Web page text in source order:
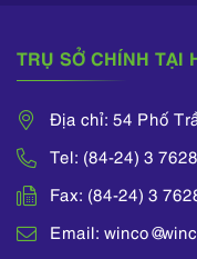
TRỤ SỞ CHÍNH TẠI
Địa chỉ: 54 Phố
Tel: (84-24) 3
Fax: (84-24) 3
Email: